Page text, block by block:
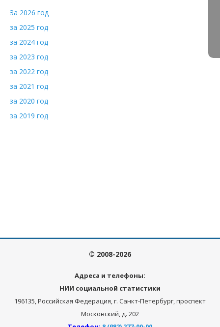
За 2026 год
за 2025 год
за 2024 год
за 2023 год
за 2022 год
за 2021 год
за 2020 год
за 2019 год
© 2008-2026
Адреса и телефоны:
НИИ социальной статистики
196135, Российская Федерация, г. Санкт-Петербург, проспект
Московский, д. 202